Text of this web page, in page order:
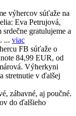
výhercov súťaže na
Eva Petrujová,
gratulujeme a
... viac
FB súťaže o
84,99 EUR, od
Výherkyni
stretnutie v ďalšej
zábavné, aj poučné.
do ďalšieho